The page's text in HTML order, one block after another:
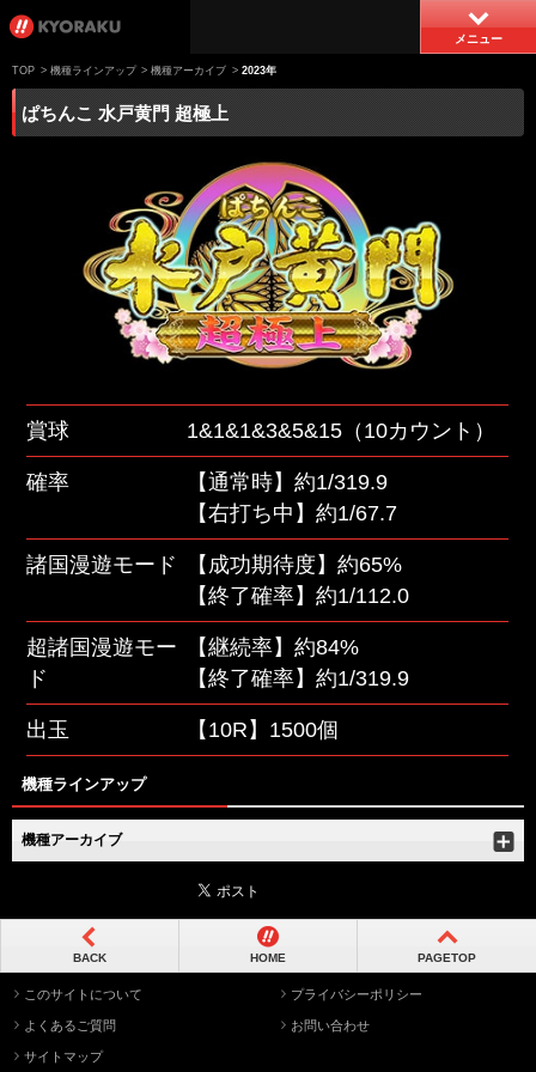
メニュー
TOP > 機種ラインアップ > 機種アーカイブ > 2023年
ぱちんこ 水戸黄門 超極上
賞球 1&1&1&3&5&15（10カウント）
確率
【通常時】約1/319.9
【右打ち中】約1/67.7
諸国漫遊モード
【成功期待度】約65%
【終了確率】約1/112.0
超諸国漫遊モー
ド
【継続率】約84%
【終了確率】約1/319.9
出玉 【10R】1500個
機種ラインアップ
機種アーカイブ
BACK HOME PAGETOP
このサイトについて プライバシーポリシー
よくあるご質問 お問い合わせ
サイトマップ